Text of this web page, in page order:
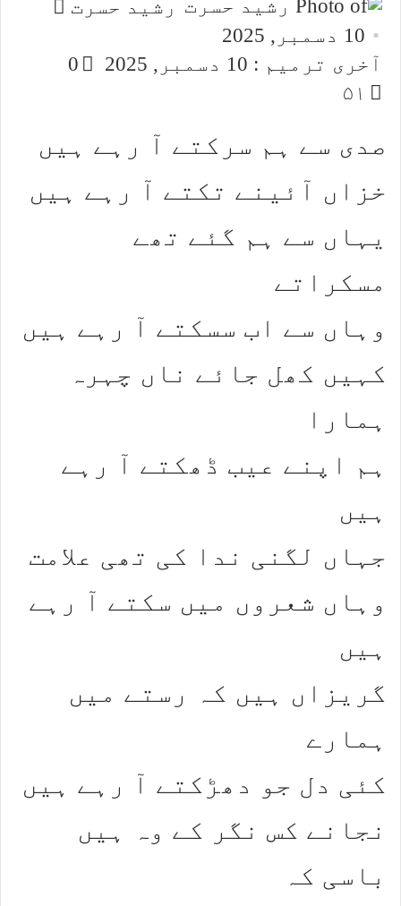
رشید حسرت
10 دسمبر, 2025
آخری ترمیم : 10 دسمبر, 2025
0
۵۱
صدی سے ہم سرکتے آ رہے ہیں
خزاں آئینے تکتے آ رہے ہیں
یہاں سے ہم گئے تھے
مسکراتے
وہاں سے اب سسکتے آ رہے ہیں
کہیں کھل جائے ناں چہرہ
ہمارا
ہم اپنے عیب ڈھکتے آ رہے
ہیں
جہاں لگنی ندا کی تھی علامت
وہاں شعروں میں سکتے آ رہے
ہیں
گریزاں ہیں کہ رستے میں
ہمارے
کئی دل جو دھڑکتے آ رہے ہیں
نجانے کس نگر کے وہ ہیں
باسی کہ